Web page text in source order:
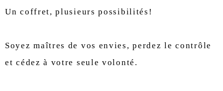
Un coffret, plusieurs possibilités!
Soyez maîtres de vos envies, perdez le contrôle
et cédez à votre seule volonté.